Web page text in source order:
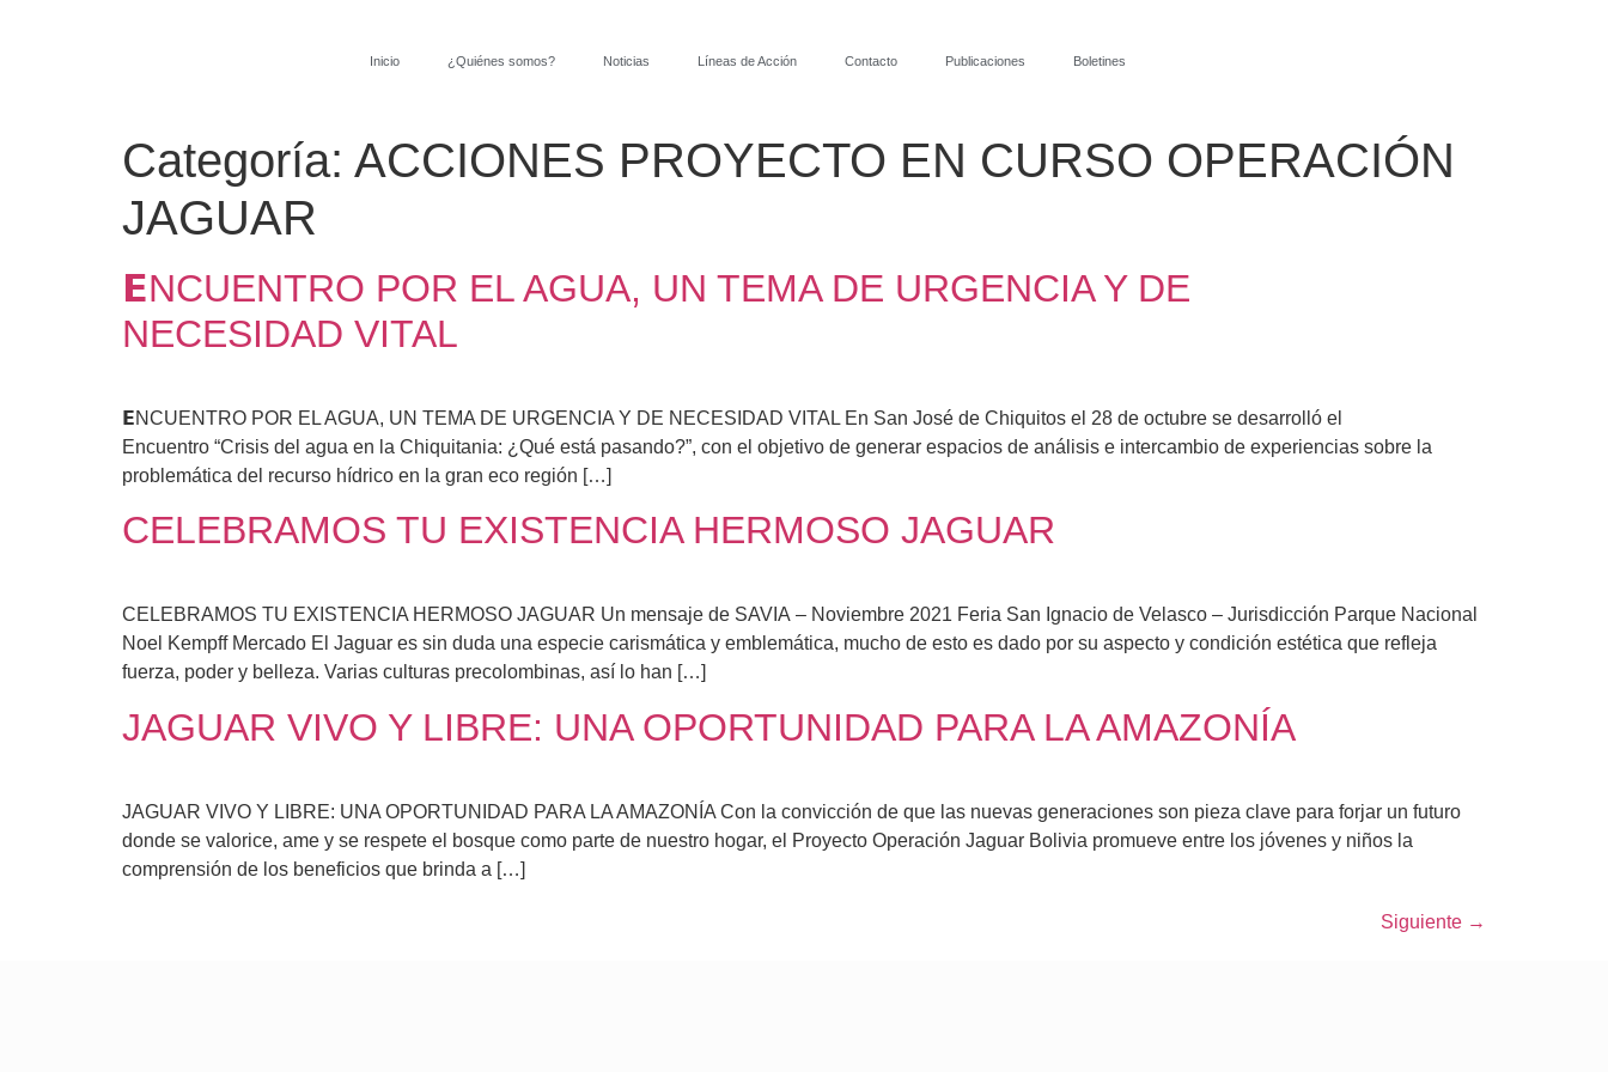
Inicio ¿Quiénes somos? Noticias Líneas de Acción Contacto Publicaciones Boletines
Categoría: ACCIONES PROYECTO EN CURSO OPERACIÓN
JAGUAR
𝗘NCUENTRO POR EL AGUA, UN TEMA DE URGENCIA Y DE
NECESIDAD VITAL
𝗘NCUENTRO POR EL AGUA, UN TEMA DE URGENCIA Y DE NECESIDAD VITAL En San José de Chiquitos el 28 de octubre se desarrolló el
Encuentro “Crisis del agua en la Chiquitania: ¿Qué está pasando?”, con el objetivo de generar espacios de análisis e intercambio de experiencias sobre la
problemática del recurso hídrico en la gran eco región […]
CELEBRAMOS TU EXISTENCIA HERMOSO JAGUAR
CELEBRAMOS TU EXISTENCIA HERMOSO JAGUAR Un mensaje de SAVIA – Noviembre 2021 Feria San Ignacio de Velasco – Jurisdicción Parque Nacional
Noel Kempff Mercado El Jaguar es sin duda una especie carismática y emblemática, mucho de esto es dado por su aspecto y condición estética que refleja
fuerza, poder y belleza. Varias culturas precolombinas, así lo han […]
JAGUAR VIVO Y LIBRE: UNA OPORTUNIDAD PARA LA AMAZONÍA
JAGUAR VIVO Y LIBRE: UNA OPORTUNIDAD PARA LA AMAZONÍA Con la convicción de que las nuevas generaciones son pieza clave para forjar un futuro
donde se valorice, ame y se respete el bosque como parte de nuestro hogar, el Proyecto Operación Jaguar Bolivia promueve entre los jóvenes y niños la
comprensión de los beneficios que brinda a […]
Siguiente →